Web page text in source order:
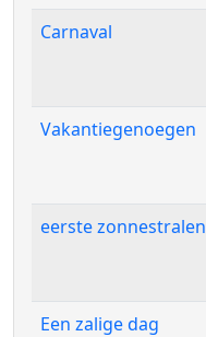
Carnaval
Vakantiegenoegen
eerste zonnestralen
Een zalige dag